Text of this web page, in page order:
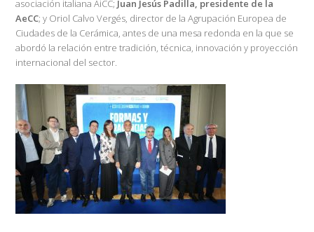
asociación italiana AiCC; Juan Jesús Padilla, presidente de la
AeCC; y Oriol Calvo Vergés, director de la Agrupación Europea de
Ciudades de la Cerámica, antes de una mesa redonda en la que se
abordó la relación entre tradición, técnica, innovación y proyección
internacional del sector.